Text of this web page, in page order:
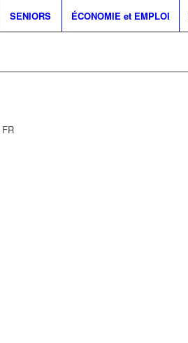
SENIORS ÉCONOMIE et EMPLOI
FR